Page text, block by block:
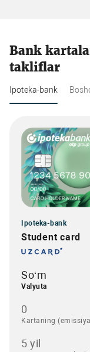
Bank
takliflar
Ipoteka-bank
Ipoteka-bank
Student card
So‘m
Valyuta
0
Kartaning
5 yil